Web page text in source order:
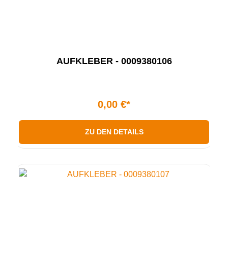
AUFKLEBER - 0009380106
0,00 €*
ZU DEN DETAILS